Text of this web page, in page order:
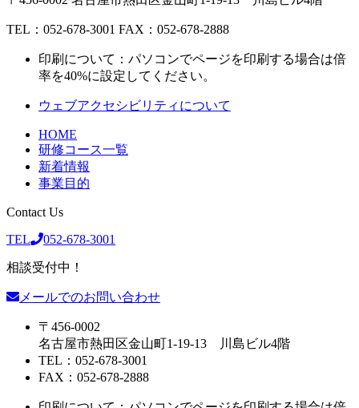
TEL：052-678-3001 FAX：052-678-2888
印刷について：パソコンでページを印刷する場合は倍
率を40%に設定してください。
ウェブアクセシビリティについて
HOME
研修コース一覧
新着情報
事業目的
Contact Us
TEL
052-678-3001
相談受付中！
メールでのお問い合わせ
〒456-0002
名古屋市熱田区金山町1-19-13 川島ビル4階
TEL：052-678-3001
FAX：052-678-2888